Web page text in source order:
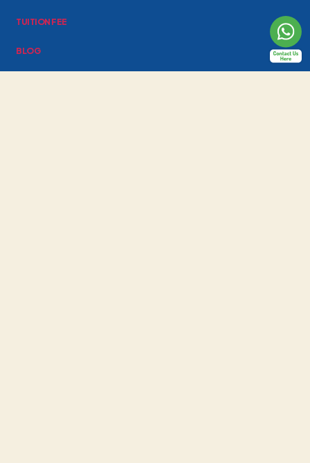
TUITION FEE
BLOG